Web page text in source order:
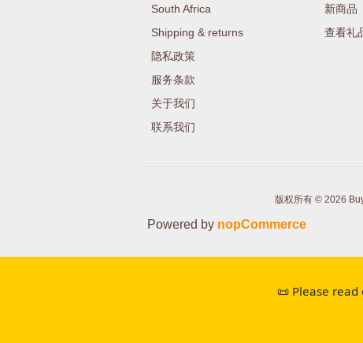
South Africa
Shipping & returns
隐私政策
服务条款
关于我们
联系我们
新商品
查看礼
版权所有 © 2026
Powered by nopCommerce
📜 Please read